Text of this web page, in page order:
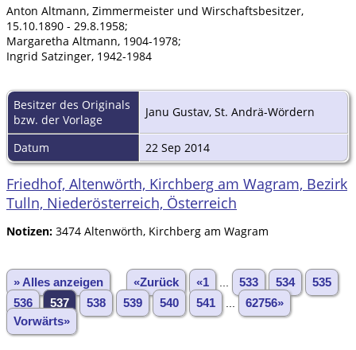
Anton Altmann, Zimmermeister und Wirschaftsbesitzer,
15.10.1890 - 29.8.1958;
Margaretha Altmann, 1904-1978;
Ingrid Satzinger, 1942-1984
Besitzer des Originals
bzw. der Vorlage
Janu Gustav, St. Andrä-Wördern
Datum 22 Sep 2014
Friedhof, Altenwörth, Kirchberg am Wagram, Bezirk
Tulln, Niederösterreich, Österreich
Notizen: 3474 Altenwörth, Kirchberg am Wagram
» Alles anzeigen «Zurück «1 533 534
535
536
537 538 539 540 541
62756»
Vorwärts»